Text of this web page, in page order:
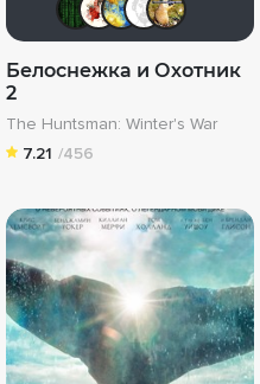
Белоснежка и Охотник
2
The Huntsman: Winter's War
7.21 /456